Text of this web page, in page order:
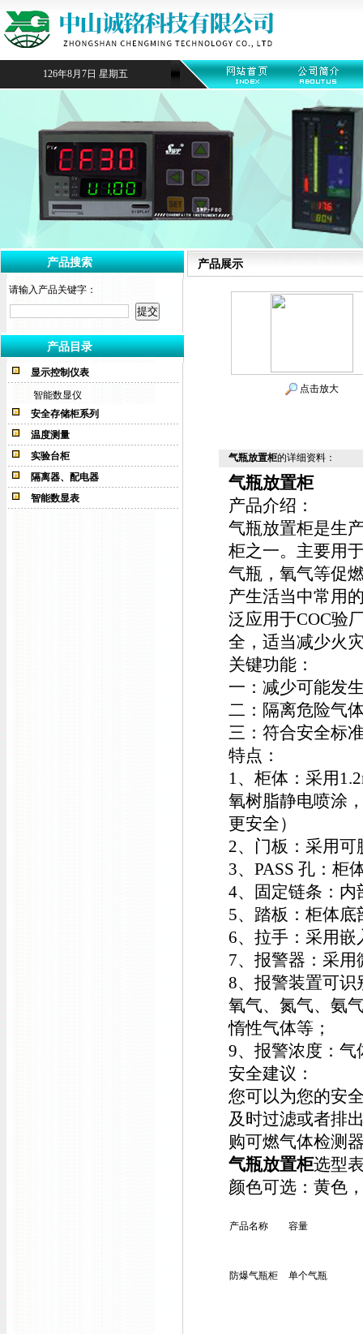
126年8月7日 星期五
产品搜索
请输入产品关键字：
产品目录
显示控制仪表
智能数显仪
安全存储柜系列
温度测量
实验台柜
隔离器、配电器
智能数显表
产品展示
点击放大
气瓶放置柜的详细资料：
气瓶放置柜
产品介绍 ：
气瓶放置柜是生
柜之一。主要用
气瓶，氧气等促
产生活当中常用
泛应用于COC验
全，适当减少火
关键功能：
一：减少可能发
二：隔离危险气
三：符合安全标
特点：
1、柜体：采用
氧树脂静电喷涂
更安全）
2、门板：采用
3、PASS 孔：柜
4、固定链条：
5、踏板：柜体
6、拉手：采用
7、 报警器： 采用
8、 报警装置可识
氧气、氮气、氨
惰性气体等；
9、报警浓度：气
安全建议：
您可以为您的安
及时过滤或者排
购可燃气体检测
气瓶放置柜选型
颜色可选：黄色
产品名称 容量
防爆气瓶柜 单个气瓶